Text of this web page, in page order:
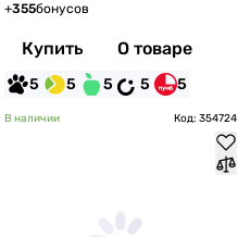
+355бонусов
Купить О товаре
5 5 5 5 5
В наличии Код: 354724